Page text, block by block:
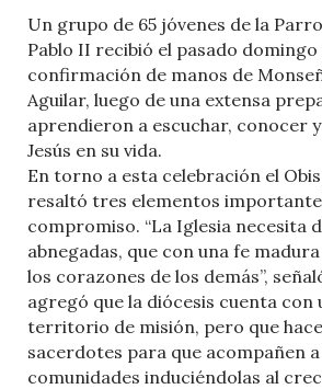
Un grupo de 65 jóvenes de la
Pablo II recibió el pasado domingo
confirmación de manos de
Aguilar, luego de una extensa
aprendieron a escuchar, conocer
Jesús en su vida.
En torno a esta celebración el
resaltó tres elementos
compromiso. “La Iglesia necesita
abnegadas, que con una fe
los corazones de los demás”,
agregó que la diócesis cuenta con
territorio de misión, pero que
sacerdotes para que acompañen a
comunidades induciéndolas al